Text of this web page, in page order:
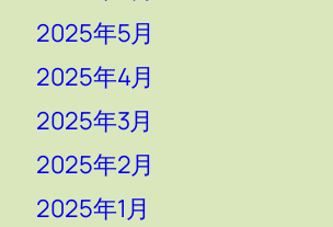
2025年5月
2025年4月
2025年3月
2025年2月
2025年1月